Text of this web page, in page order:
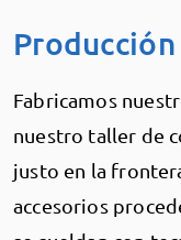
Fabricamos
nuestro taller de
justo en la
accesorios